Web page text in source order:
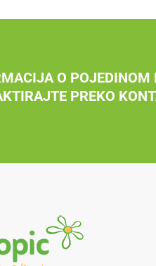
O POJEDINOM
PREKO